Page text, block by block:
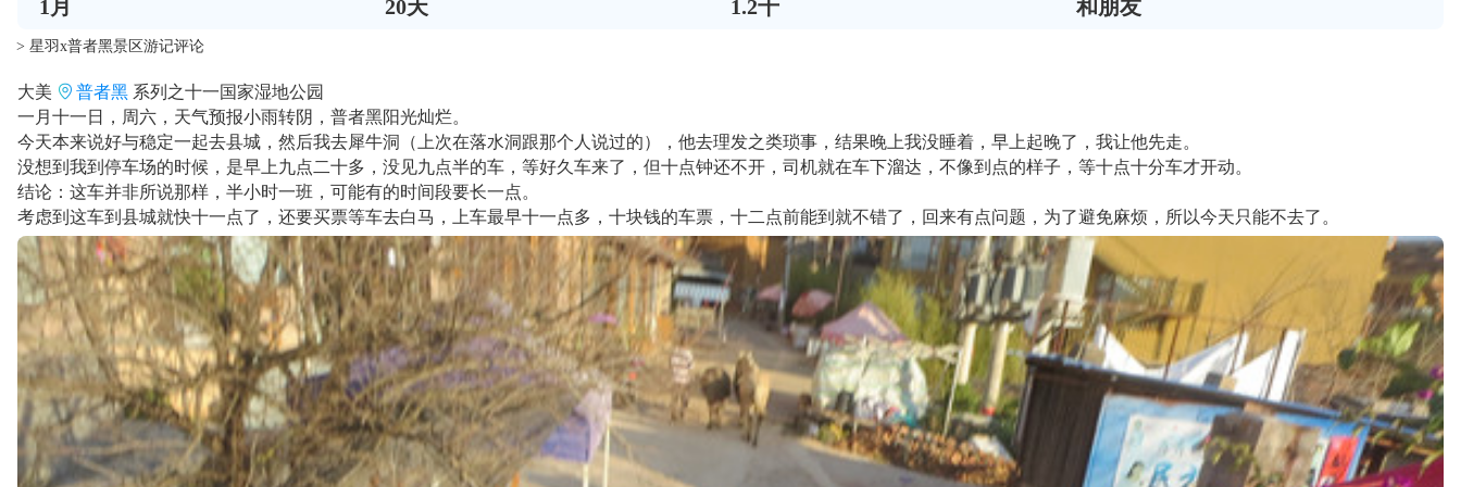
1 月 20天 1.2千 和朋友
> 星羽x普者黑景区游记评论
大美 普者黑 系列之十一国家湿地公园
一月十一日，周六，天气预报小雨转阴，普者黑阳光灿烂。
今天本来说好与稳定一起去县城，然后我去犀牛洞（上次在落水洞跟那个人说过的），他去理发之类琐事，结果晚上我没睡着，早上起晚了，我让他先走。
没想到我到停车场的时候，是早上九点二十多，没见九点半的车，等好久车来了，但十点钟还不开，司机就在车下溜达，不像到点的样子，等十点十分车才开动。
结论：这车并非所说那样，半小时一班，可能有的时间段要长一点。
考虑到这车到县城就快十一点了，还要买票等车去白马，上车最早十一点多，十块钱的车票，十二点前能到就不错了，回来有点问题，为了避免麻烦，所以今天只能不去了。